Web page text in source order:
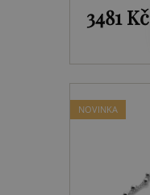
3481 Kč
NOVINKA